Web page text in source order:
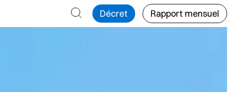
RechercherDécret Rapport mensuel